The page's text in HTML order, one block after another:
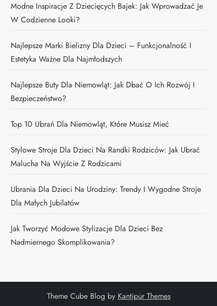
Modne Inspiracje Z Dziecięcych Bajek: Jak Wprowadzać Je
W Codzienne Looki?
Najlepsze Marki Bielizny Dla Dzieci – Funkcjonalność I
Estetyka Ważne Dla Najmłodszych
Najlepsze Buty Dla Niemowląt: Jak Dbać O Ich Rozwój I
Bezpieczeństwo?
Top 10 Ubrań Dla Niemowląt, Które Musisz Mieć
Stylowe Stroje Dla Dzieci Na Randki Rodziców: Jak Ubrać
Malucha Na Wyjście Z Rodzicami
Ubrania Dla Dzieci Na Urodziny: Trendy I Wygodne Stroje
Dla Małych Jubilatów
Jak Tworzyć Modowe Stylizacje Dla Dzieci Bez
Nadmiernego Skomplikowania?
Theme Cube Blog by Kantipur Themes